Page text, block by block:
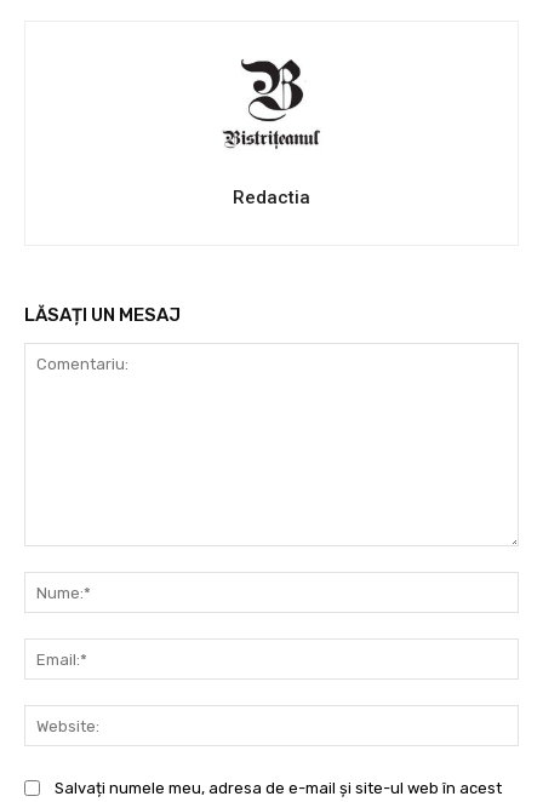
Redactia
LĂSAȚI UN MESAJ
Salvați numele meu, adresa de e-mail și site-ul web în acest